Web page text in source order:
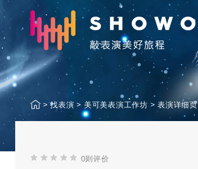
> 找表演 > 美可美表演工作坊 > 表演详细页
0则评价